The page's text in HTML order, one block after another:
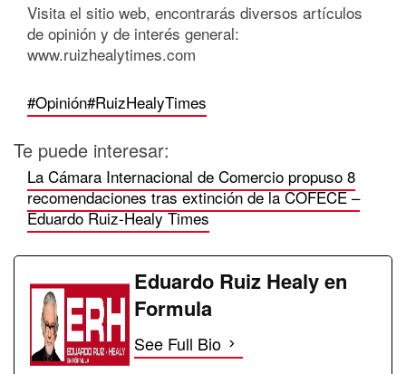
Visita el sitio web, encontrarás diversos artículos
de opinión y de interés general:
www.ruizhealytimes.com
#Opinión#RuizHealyTimes
Te puede interesar:
La Cámara Internacional de Comercio propuso 8
recomendaciones tras extinción de la COFECE –
Eduardo Ruiz-Healy Times
Eduardo Ruiz Healy en
Formula
See Full Bio